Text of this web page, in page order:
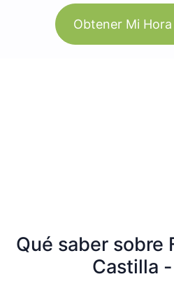
Obtener Mi
Qué saber sobre
Castilla